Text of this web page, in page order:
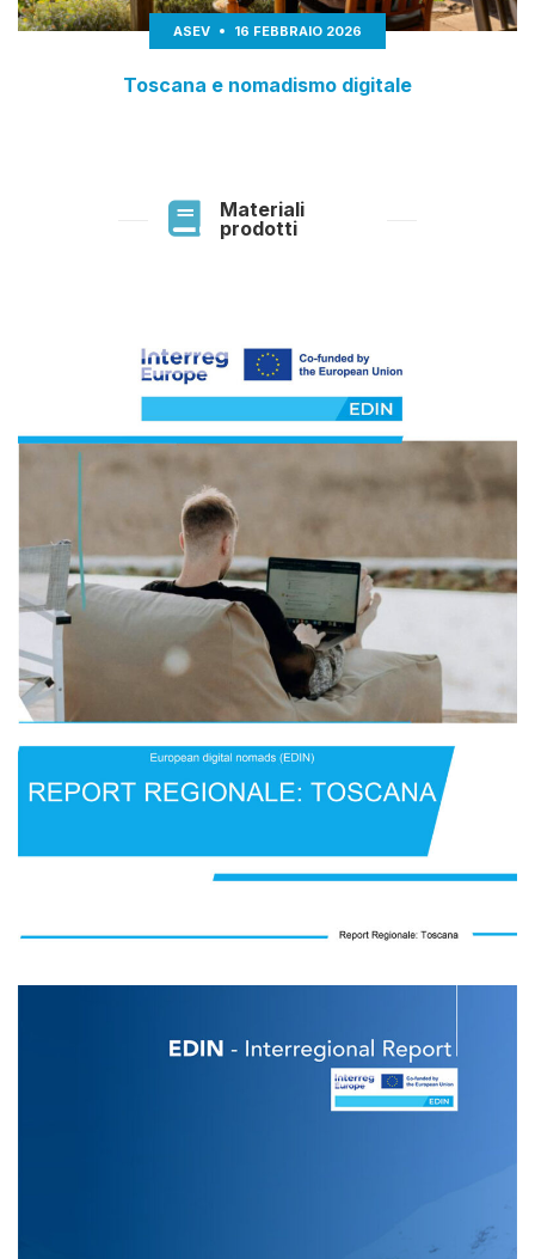
ASEV 16 FEBBRAIO 2026
Toscana e nomadismo digitale
Materiali
prodotti